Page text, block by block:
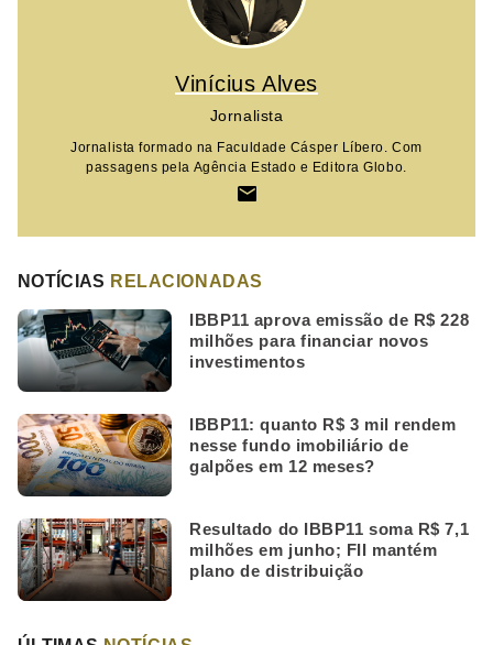
Vinícius Alves
Jornalista
Jornalista formado na Faculdade Cásper Líbero. Com
passagens pela Agência Estado e Editora Globo.
NOTÍCIAS RELACIONADAS
IBBP11 aprova emissão de R$ 228
milhões para financiar novos
investimentos
IBBP11: quanto R$ 3 mil rendem
nesse fundo imobiliário de
galpões em 12 meses?
Resultado do IBBP11 soma R$ 7,1
milhões em junho; FII mantém
plano de distribuição